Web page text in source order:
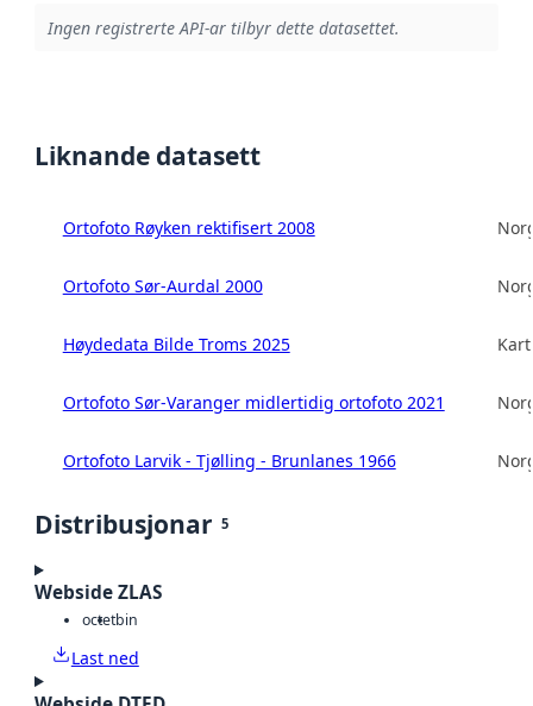
Ingen registrerte API-ar tilbyr dette datasettet.
Liknande datasett
Ortofoto Røyken rektifisert 2008
Ortofoto Sør-Aurdal 2000
Høydedata Bilde Troms 2025
Ortofoto Sør-Varanger midlertidig ortofoto 2021
Ortofoto Larvik - Tjølling - Brunlanes 1966
Distribusjonar 5
Webside ZLAS
octetbin
Last ned